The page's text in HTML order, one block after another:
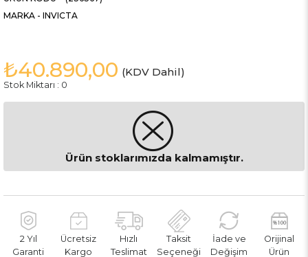
MARKA - INVICTA
₺40.890,00 (KDV Dahil)
Stok Miktarı : 0
Ürün stoklarımızda kalmamıştır.
2 Yıl
Garanti
Ücretsiz
Kargo
Hızlı
Teslimat
Taksit
Seçeneği
İade ve
Değişim
Orijinal
Ürün